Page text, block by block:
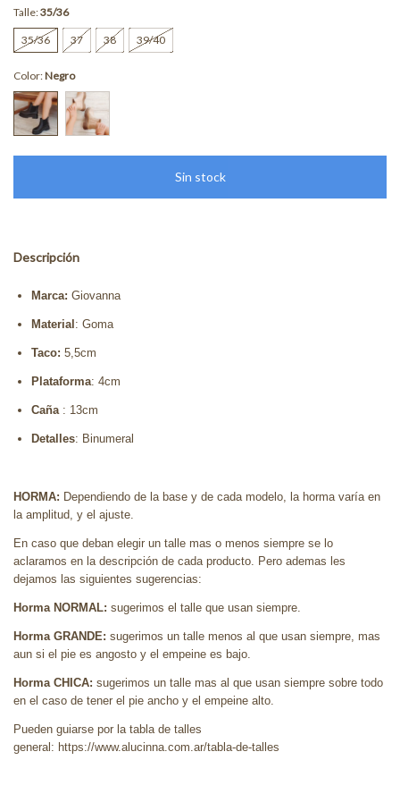
Talle:35/36
35/36 37 38 39/40
Color:Negro
Descripción
Marca: Giovanna
Material: Goma
Taco: 5,5cm
Plataforma: 4cm
Caña : 13cm
Detalles: Binumeral
HORMA: Dependiendo de la base y de cada modelo, la horma varía en
la amplitud, y el ajuste.
En caso que deban elegir un talle mas o menos siempre se lo
aclaramos en la descripción de cada producto. Pero ademas les
dejamos las siguientes sugerencias:
Horma NORMAL: sugerimos el talle que usan siempre.
Horma GRANDE: sugerimos un talle menos al que usan siempre, mas
aun si el pie es angosto y el empeine es bajo.
Horma CHICA: sugerimos un talle mas al que usan siempre sobre todo
en el caso de tener el pie ancho y el empeine alto.
Pueden guiarse por la tabla de talles
general: https://www.alucinna.com.ar/tabla-de-talles